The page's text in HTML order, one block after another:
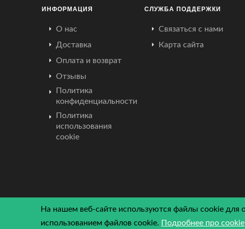
ИНФОРМАЦИЯ
О нас
Доставка
Оплата и возврат
Отзывы
Политика
конфиденциальности
Политика
использования
cookie
СЛУЖБА ПОДДЕРЖКИ
Связаться с нами
Карта сайта
На нашем веб-сайте используются файлы cookie для
использованием файлов cookie. Подробнее про cookie